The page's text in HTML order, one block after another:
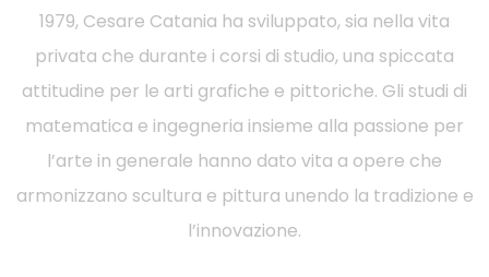
1979, Cesare Catania ha sviluppato, sia nella vita
privata che durante i corsi di studio, una spiccata
attitudine per le arti grafiche e pittoriche. Gli studi di
matematica e ingegneria insieme alla passione per
l’arte in generale hanno dato vita a opere che
armonizzano scultura e pittura unendo la tradizione e
l’innovazione.